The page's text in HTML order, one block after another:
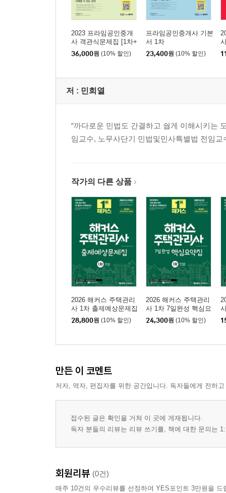
2023 프라임공인중개
사 객관식문제집 [1차+
2차]
36,000원 (10% 할인)
프라임공인중개사 기본
서 1차
23,400원 (10% 할인)
저 : 민희열
“까다로운 민법도 간결하고 쉅게 이해시키는
임교수, 노무사단기 민법및민사특별법 전임교
작가의 다른 상품
2026 해커스 주택관리
사 1차 출제예상문제집
민법
28,800원 (10% 할인)
2026 해커스 주택관리
사 1차 7일완성 핵심요
약집 민법
24,300원 (10% 할인)
만든 이 코멘트
저자, 역자, 편집자를 위한 공간입니다. 독자들에게 전하
접수된 글은 확인을 거쳐 이 곳에 게재됩니다.
독자 분들의 리뷰는 리뷰 쓰기를, 책에 대한 문의는
회원리뷰 (0건)
매주 10건의 우수리뷰를 선정하여 YES포인트 3만원을 드